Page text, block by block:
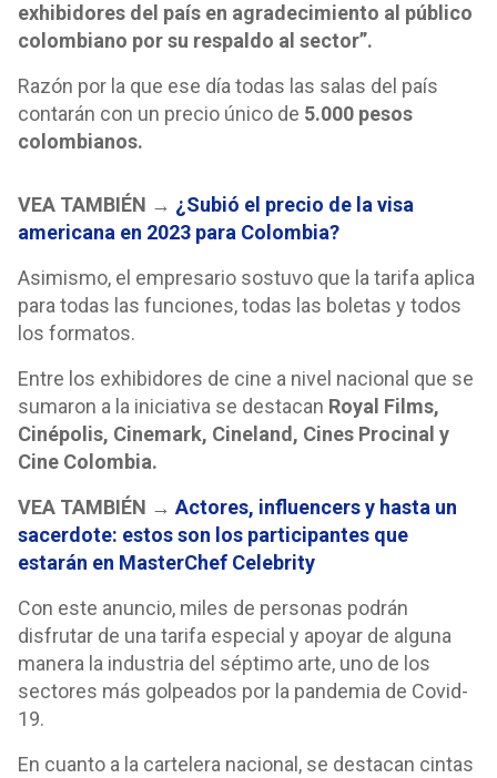
exhibidores del país en agradecimiento al público
colombiano por su respaldo al sector”.
Razón por la que ese día todas las salas del país
contarán con un precio único de 5.000 pesos
colombianos.
VEA TAMBIÉN → ¿Subió el precio de la visa
americana en 2023 para Colombia?
Asimismo, el empresario sostuvo que la tarifa aplica
para todas las funciones, todas las boletas y todos
los formatos.
Entre los exhibidores de cine a nivel nacional que se
sumaron a la iniciativa se destacan Royal Films,
Cinépolis, Cinemark, Cineland, Cines Procinal y
Cine Colombia.
VEA TAMBIÉN → Actores, influencers y hasta un
sacerdote: estos son los participantes que
estarán en MasterChef Celebrity
Con este anuncio, miles de personas podrán
disfrutar de una tarifa especial y apoyar de alguna
manera la industria del séptimo arte, uno de los
sectores más golpeados por la pandemia de Covid-
19.
En cuanto a la cartelera nacional, se destacan cintas